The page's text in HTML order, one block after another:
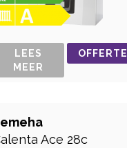
LEES
MEER
OFFERTE
Ace 28c